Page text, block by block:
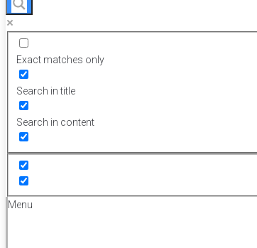
Exact matches only
Search in title
Search in content
Menu